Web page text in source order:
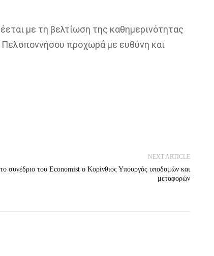
με τη βελτίωση της καθημερινότητας
προχωρά με ευθύνη και
NEXT ARTICLE
συνέδριο του Economist ο Κορίνθιος Υπουργός υποδομών και
μεταφορών